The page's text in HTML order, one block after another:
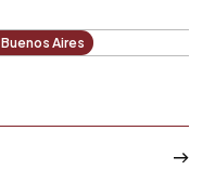
Aires